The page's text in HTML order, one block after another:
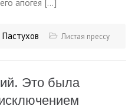
Листая прессу
Это была